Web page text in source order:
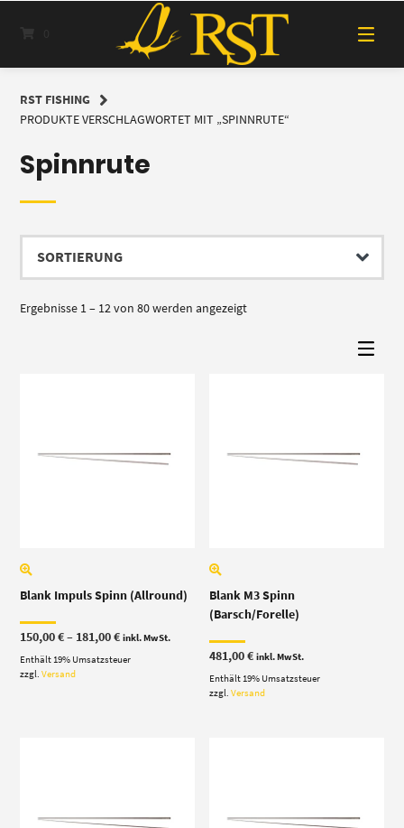
RST FISHING
PRODUKTE VERSCHLAGWORTET MIT „SPINNRUTE“
Spinnrute
Ergebnisse 1 – 12 von 80 werden angezeigt
Blank Impuls Spinn (Allround)
150,00€– 181,00€Preisspanne:
bis
inkl. MwSt.
Enthält 19% Umsatzsteuer
zzgl.Versand
Blank M3 Spinn
(Barsch/Forelle)
481,00€ inkl. MwSt.
Enthält 19% Umsatzsteuer
zzgl.Versand